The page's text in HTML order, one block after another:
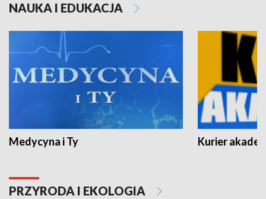
NAUKA I EDUKACJA
Medycyna i Ty Kurier
PRZYRODA I EKOLOGIA